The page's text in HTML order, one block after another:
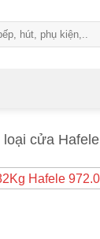
loại cửa Hafele